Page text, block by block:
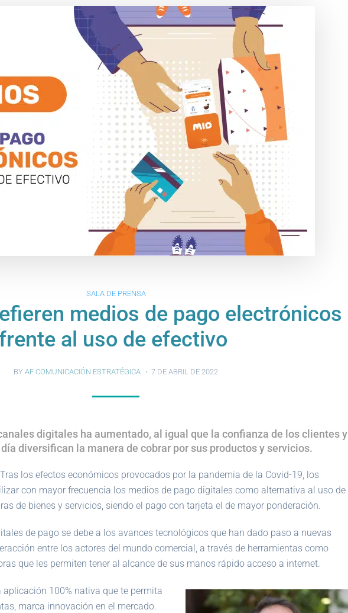
SALA DE PRENSA
medios de pago electrónicos
al uso de efectivo
BY AF COMUNICACIÓN ESTRATÉGICA 7 DE ABRIL DE 2022
digitales ha aumentado, al igual que la confianza de los clientes y
diversifican la manera de cobrar por sus productos y servicios.
Tras los efectos económicos provocados por la pandemia de la Covid-19, los
con mayor frecuencia los medios de pago digitales como alternativa al uso de
de bienes y servicios, siendo el pago con tarjeta el de mayor ponderación.
de pago se debe a los avances tecnológicos que han dado paso a nuevas
entre los actores del mundo comercial, a través de herramientas como
que les permiten tener al alcance de sus manos rápido acceso a internet.
aplicación 100% nativa que te permita
marca innovación en el mercado.